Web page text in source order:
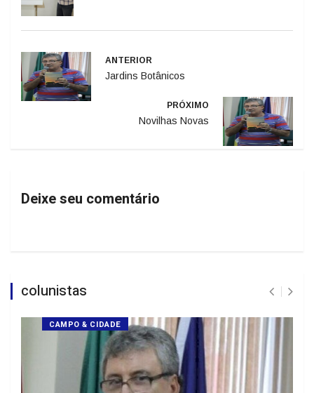
ANTERIOR
Jardins Botânicos
PRÓXIMO
Novilhas Novas
Deixe seu comentário
colunistas
CAMPO & CIDADE